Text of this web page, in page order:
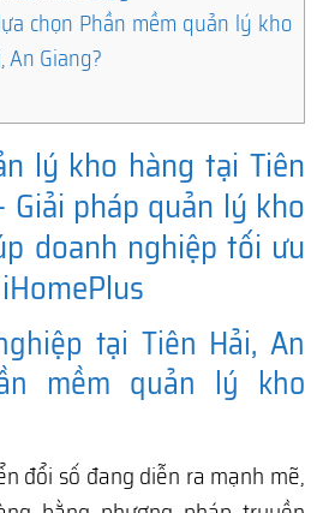
chọn Phần mềm quản lý kho
An Giang?
lý kho hàng tại Tiên
Giải pháp quản lý kho
doanh nghiệp tối ưu
tại Tiên Hải, An
mềm quản lý kho
đổi số đang diễn ra mạnh mẽ,